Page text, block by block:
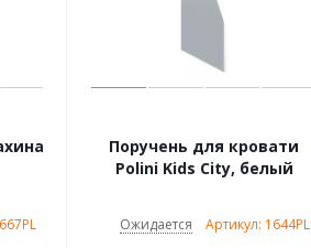
Поручень для кровати
Polini Kids City, белый
Ожидается Артикул: 1644PL